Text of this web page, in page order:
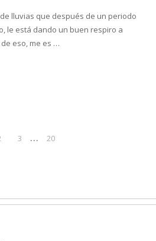
lluvias que después de un periodo
le está dando un buen respiro a
eso, me es …
3 … 20